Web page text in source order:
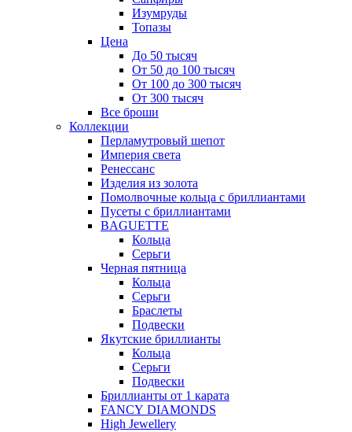
Изумруды
Топазы
Цена
До 50 тысяч
От 50 до 100 тысяч
От 100 до 300 тысяч
От 300 тысяч
Все броши
Коллекции
Перламутровый шепот
Империя света
Ренессанс
Изделия из золота
Помолвочные кольца с бриллиантами
Пусеты с бриллиантами
BAGUETTE
Кольца
Серьги
Черная пятница
Кольца
Серьги
Браслеты
Подвески
Якутские бриллианты
Кольца
Серьги
Подвески
Бриллианты от 1 карата
FANCY DIAMONDS
High Jewellery